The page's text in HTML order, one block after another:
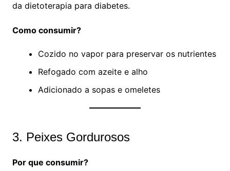
da dietoterapia para diabetes.
Como consumir?
Cozido no vapor para preservar os nutrientes
Refogado com azeite e alho
Adicionado a sopas e omeletes
3. Peixes Gordurosos
Por que consumir?